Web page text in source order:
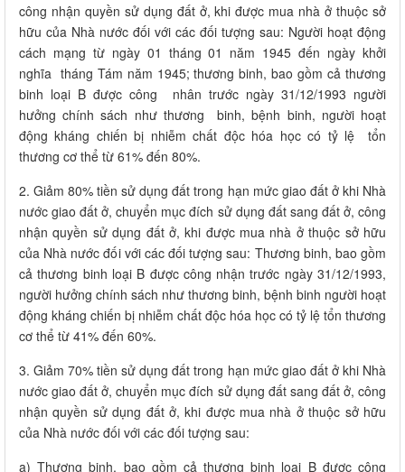
công nhận quyền sử dụng đất ở, khi được mua nhà ở thuộc sở
hữu của Nhà nước đối với các đối tượng sau: Người hoạt động
cách mạng từ ngày 01 tháng 01 năm 1945 đến ngày khởi
nghĩa tháng Tám năm 1945; thương binh, bao gồm cả thương
binh loại B được công nhân trước ngày 31/12/1993 người
hưởng chính sách như thương binh, bệnh binh, người hoạt
động kháng chiến bị nhiễm chất độc hóa học có tỷ lệ tổn
thương cơ thể từ 61% đến 80%.
2. Giảm 80% tiền sử dụng đất trong hạn mức giao đất ở khi Nhà
nước giao đất ở, chuyển mục đích sử dụng đất sang đất ở, công
nhận quyền sử dụng đất ở, khi được mua nhà ở thuộc sở hữu
của Nhà nước đối với các đối tượng sau: Thương binh, bao gồm
cả thương binh loại B được công nhận trước ngày 31/12/1993,
người hưởng chính sách như thương binh, bệnh binh người hoạt
động kháng chiến bị nhiễm chất độc hóa học có tỷ lệ tổn thương
cơ thể từ 41% đến 60%.
3. Giảm 70% tiền sử dụng đất trong hạn mức giao đất ở khi Nhà
nước giao đất ở, chuyển mục đích sử dụng đất sang đất ở, công
nhận quyền sử dụng đất ở, khi được mua nhà ở thuộc sở hữu
của Nhà nước đối với các đối tượng sau:
a) Thương binh, bao gồm cả thương binh loại B được công